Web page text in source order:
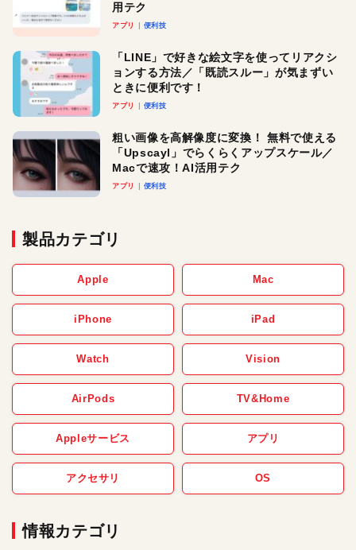
用テク
アプリ 便利技
「LINE」で好きな絵文字を使ってリアクシ
ョンする方法／「既読スルー」が気まずい
ときに便利です！
アプリ 便利技
粗い画像を高解像度に変換！ 無料で使える
「Upscayl」でらくらくアップスケール／
Macで速攻！AI活用テク
アプリ 便利技
製品カテゴリ
Apple Mac
iPhone iPad
Watch Vision
AirPods TV&Home
Appleサービス アプリ
アクセサリ OS
情報カテゴリ